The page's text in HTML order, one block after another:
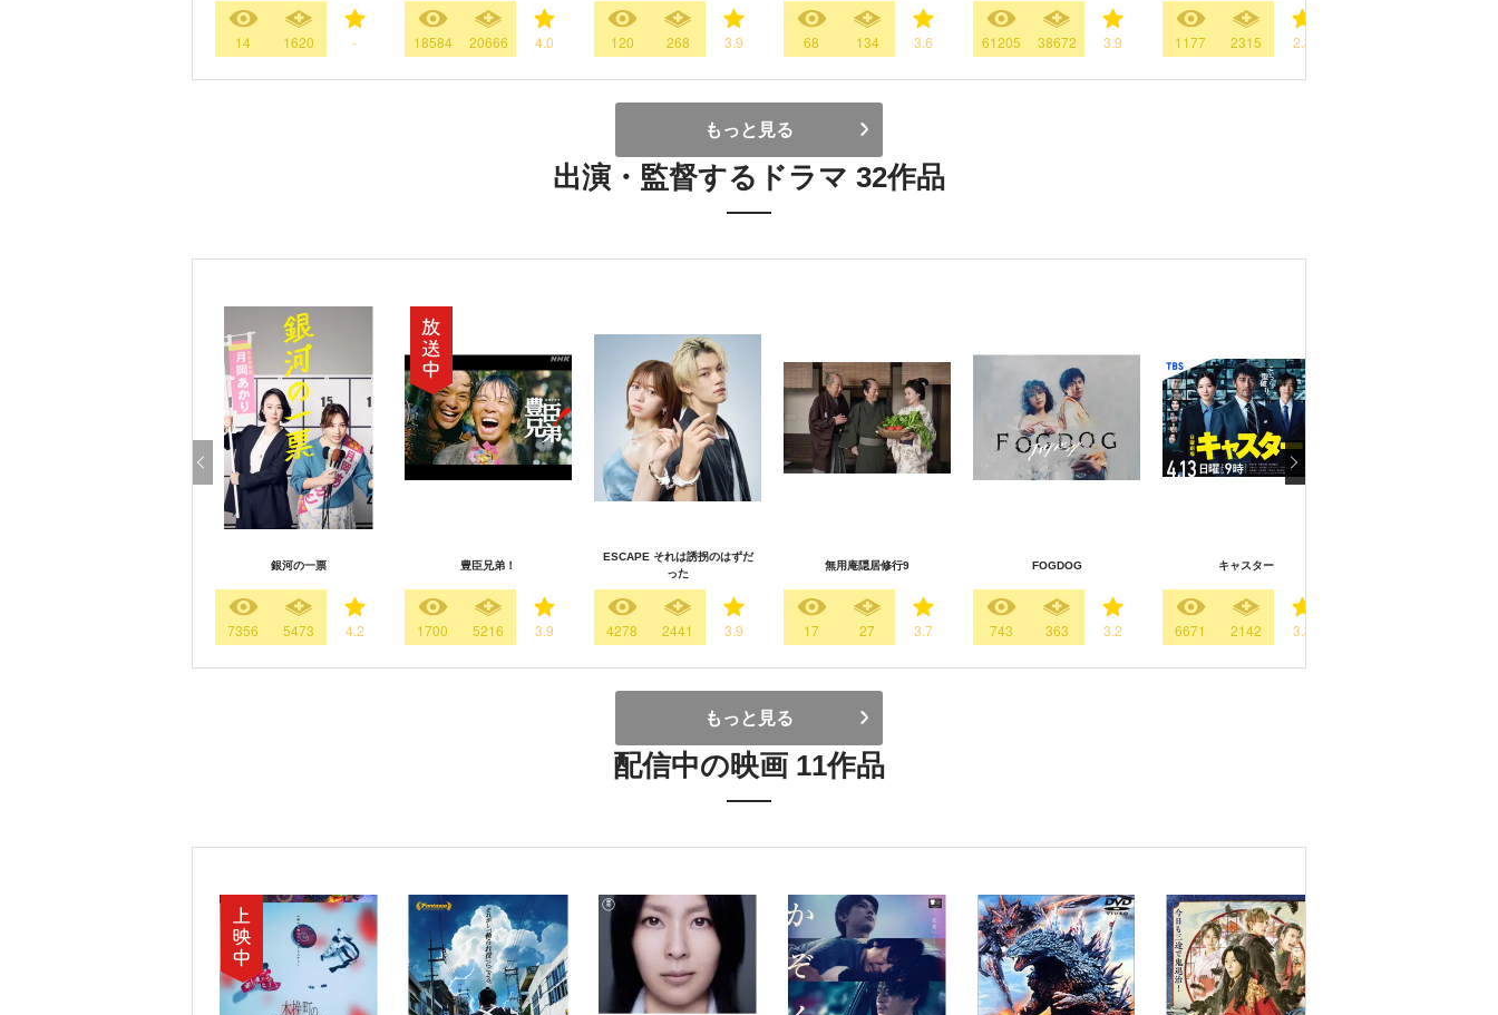
14 1620 - 18584 20666 4.0 120 268 3.9 68 134 3.6 61205 38672 3.9 1177 2315 2.3
もっと見る
出演・監督するドラマ 32作品
銀河の一票
7356 5473 4.2
豊臣兄弟！
1700 5216 3.9
ESCAPE それは誘拐のはずだ
った
4278 2441 3.9
無用庵隠居修行9
17 27 3.7
FOGDOG
743 363 3.2
キャスター
6671 2142 3.3
もっと見る
配信中の映画 11作品